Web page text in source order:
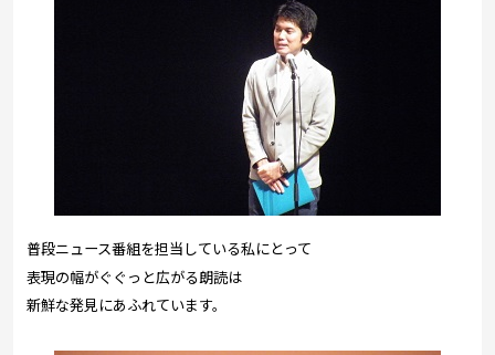
普段ニュース番組を担当している私にとって
表現の幅がぐぐっと広がる朗読は
新鮮な発見にあふれています。